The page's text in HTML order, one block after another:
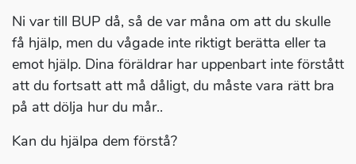
Ni var till BUP då, så de var måna om att du skulle
få hjälp, men du vågade inte riktigt berätta eller ta
emot hjälp. Dina föräldrar har uppenbart inte förstått
att du fortsatt att må dåligt, du måste vara rätt bra
på att dölja hur du mår..
Kan du hjälpa dem förstå?